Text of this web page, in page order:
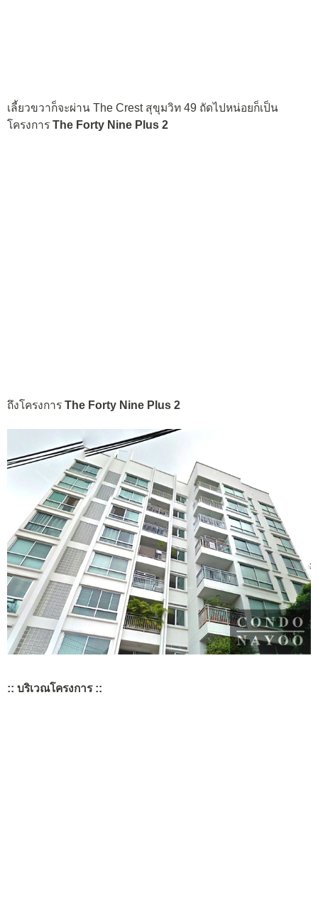
เลี้ยวขวาก็จะผ่าน The Crest สุขุมวิท 49 ถัดไปหน่อยก็เป็น
โครงการ The Forty Nine Plus 2
ถึงโครงการ The Forty Nine Plus 2
:: บริเวณโครงการ ::